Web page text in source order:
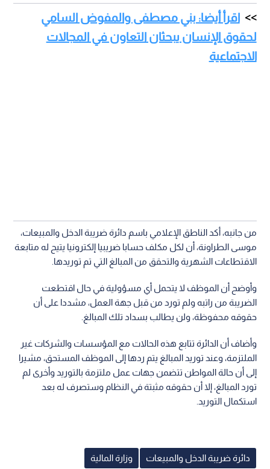
اقرأ أيضا: بني مصطفى والمفوض السامي
لحقوق الإنسان يبحثان التعاون في المجالات
الاجتماعية
من جانبه، أكد الناطق الإعلامي باسم دائرة ضريبة الدخل والمبيعات،
موسى الطراونة، أن لكل مكلف حسابا ضريبيا إلكترونيا يتيح له متابعة
الاقتطاعات الشهرية والتحقق من المبالغ التي تم توريدها.
وأوضح أن الموظف لا يتحمل أي مسؤولية في حال اقتطعت
الضريبة من راتبه ولم تورد من قبل جهة العمل، مشددا على أن
حقوقه محفوظة، ولن يطالب بسداد تلك المبالغ.
وأضاف أن الدائرة تتابع هذه الحالات مع المؤسسات والشركات غير
الملتزمة، وعند توريد المبالغ يتم ردها إلى الموظف المستحق، مشيرا
إلى أن حالة المواطن تتضمن جهات عمل ملتزمة بالتوريد وأخرى لم
تورد المبالغ، إلا أن حقوقه مثبتة في النظام وستصرف له بعد
استكمال التوريد.
دائرة ضريبة الدخل والمبيعات وزارة المالية